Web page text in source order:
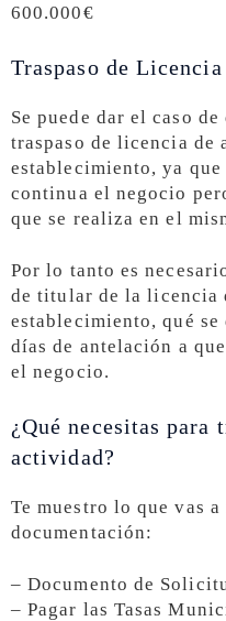
600.000€
Traspaso de
Se puede dar el caso
traspaso de licencia de
establecimiento, ya
continua el negocio
que se realiza en el
Por lo tanto es
de titular de la licencia
establecimiento, qué se
días de antelación a
el negocio.
¿Qué necesitas para
actividad?
Te muestro lo que vas
documentación:
– Documento de
– Pagar las Tasas